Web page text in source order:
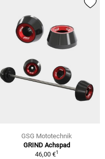
GSG Mototechnik
GRIND Achspad
46,00 €1